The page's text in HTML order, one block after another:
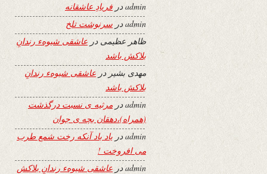
adminدر فریادِ عاشقانه
adminدر سرنوشت تلخ
ظاهر عظیمی در عاشقی شیوهء رندانِ
بلاکش باشد
مهدی بشیر در عاشقی شیوهء رندانِ
بلاکش باشد
adminدر مرثیه ی نسبت درگذشت
(همراه)،دهقان بچه ی جوان
admin در یاد باد آنکه رخت شمع طرب
می افروخت !
adminدر عاشقی شیوهء رندانِ بلاکش